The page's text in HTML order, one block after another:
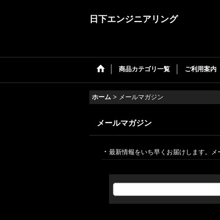
日下エンジニアリング
商品カテゴリ一覧 ご利用案内
ホーム > メールマガジン
メールマガジン
最新情報をいち早くお届けします。